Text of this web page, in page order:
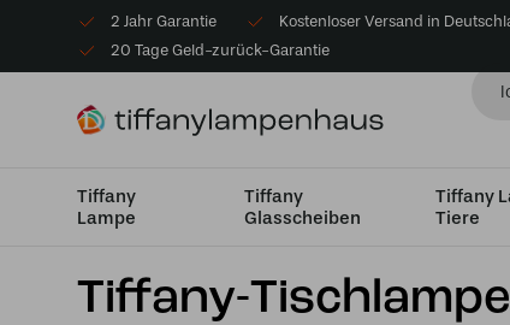
2 Jahr Garantie
Kostenloser Versand in
20 Tage Geld-zurück-Garantie
Tiffany
Lampe
Tiffany
Glasscheiben
Tiffany
Tiere
Startseite Tiffany Tischlampe Tischleuchten Klein
Tiffany-